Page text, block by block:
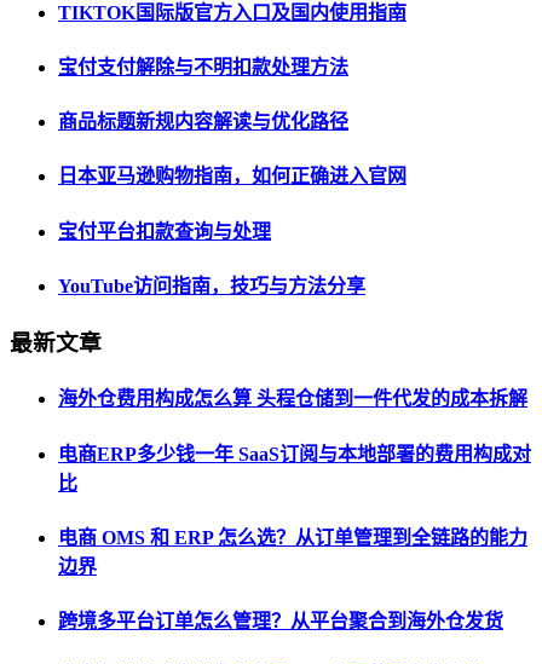
TIKTOK国际版官方入口及国内使用指南
宝付支付解除与不明扣款处理方法
商品标题新规内容解读与优化路径
日本亚马逊购物指南，如何正确进入官网
宝付平台扣款查询与处理
YouTube访问指南，技巧与方法分享
最新文章
海外仓费用构成怎么算 头程仓储到一件代发的成本拆解
电商ERP多少钱一年 SaaS订阅与本地部署的费用构成对
比
电商 OMS 和 ERP 怎么选？从订单管理到全链路的能力
边界
跨境多平台订单怎么管理？从平台聚合到海外仓发货